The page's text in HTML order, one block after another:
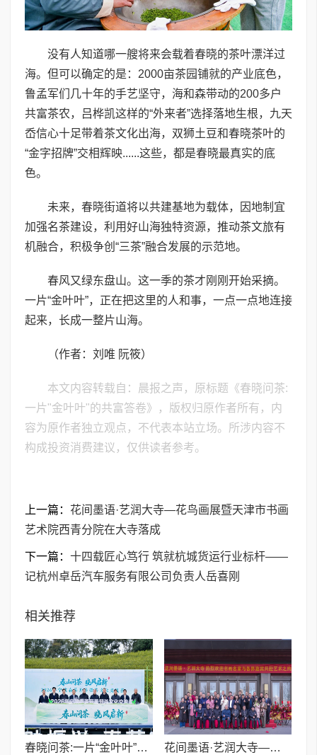
没有人知道哪一艘将来会载着春晓的茶叶漂洋过
海。但可以确定的是：2000亩茶园铺就的产业底色，
鲁孟军们几十年的手艺坚守，海和森带动的200多户
共富茶农，吕桦凯这样的“外来者”选择落地生根，九天
岙信心十足带着茶文化出海，双狮土豆和春晓茶叶的
“金字招牌”交相辉映......这些，都是春晓最真实的底
色。
未来，春晓街道将以共建基地为载体，因地制宜
加强名茶建设，利用好山海独特资源，推动茶文旅有
机融合，积极争创“三茶”融合发展的示范地。
春风又绿东盘山。这一季的茶才刚刚开始采摘。
一片“金叶叶”，正在把这里的人和事，一点一点地连接
起来，长成一整片山海。
（作者：刘唯 阮筱）
本文内容转载自：晨报之声，原标题《春晓问茶:
一片"金叶叶"的共富答卷》，版权归原作者所有，内
容为原作者独立观点，不代表本站立场。所涉内容不
构成投资消费建议，仅供读者参考。
上一篇： 花间墨语·艺润大寺—花鸟画展暨天津市书画
艺术院西青分院在大寺落成
下一篇： 十四载匠心笃行 筑就杭城货运行业标杆——
记杭州卓岳汽车服务有限公司负责人岳喜刚
相关推荐
春晓问茶:一片“金叶叶”的共富答卷 花间墨语·艺润大寺—花鸟画展暨天津市书画艺术院西青分院在大寺落成